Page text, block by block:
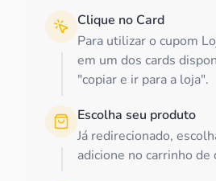
Clique no Card
Para utilizar o cupom
em um dos cards
"copiar e ir para a loja".
Escolha seu produto
Já redirecionado,
adicione no carrinho de